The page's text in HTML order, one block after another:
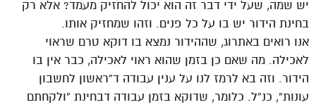
יש שמה, שעל ידי דבר זה הוא יכול להחזיק מעמד? אלא רק
בחינת הידור יש בו על כל פנים. וזהו שמחזיק אותו.
אנו רואים באתרוג, שההידור נמצא בו דוקא טרם שראוי
לאכילה. מה שאם כן בזמן שהוא ראוי לאכילה, כבר אין בו
הידור. וזה בא לרמז לנו על ענין עבודה ד”ראשון לחשבון
עונות”, כנ”ל. כלומר, שדוקא בזמן עבודה דבחינת “ולקחתם